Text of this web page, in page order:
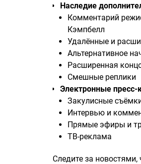
Наследие
Комментарий
Кэмпбелл
Удалённые и
Альтернативное
Расширенная
Смешные реплики
Электронные пресс-
Закулисные
Интервью и
Прямые эфиры и
ТВ-реклама
Следите за